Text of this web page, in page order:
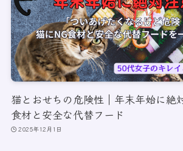
猫とおせちの危険性｜年末年始に絶
食材と安全な代替フード
2025年12月1日